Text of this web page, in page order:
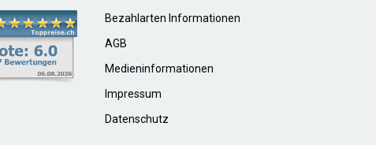
Bezahlarten Informationen
AGB
Medieninformationen
Impressum
Datenschutz